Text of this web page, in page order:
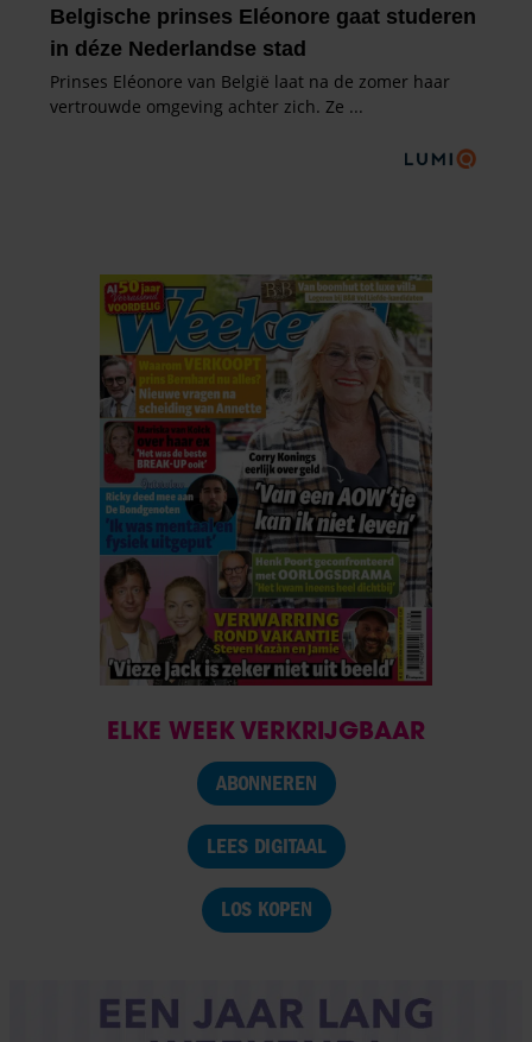
ELKE WEEK VERKRIJGBAAR
ABONNEREN
LEES DIGITAAL
LOS KOPEN